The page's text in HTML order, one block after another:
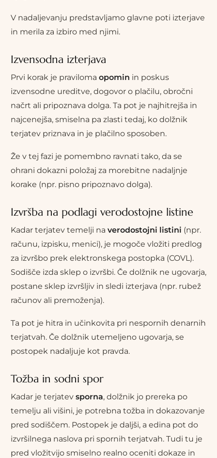
V nadaljevanju predstavljamo glavne poti izterjave
in merila za izbiro med njimi.
Izvensodna izterjava
Prvi korak je praviloma opomin in poskus
izvensodne ureditve, dogovor o plačilu, obročni
načrt ali pripoznava dolga. Ta pot je najhitrejša in
najcenejša, smiselna pa zlasti tedaj, ko dolžnik
terjatev priznava in je plačilno sposoben.
Že v tej fazi je pomembno ravnati tako, da se
ohrani dokazni položaj za morebitne nadaljnje
korake (npr. pisno pripoznavo dolga).
Izvršba na podlagi verodostojne listine
Kadar terjatev temelji na verodostojni listini (npr.
računu, izpisku, menici), je mogoče vložiti predlog
za izvršbo prek elektronskega postopka (COVL).
Sodišče izda sklep o izvršbi. Če dolžnik ne ugovarja,
postane sklep izvršljiv in sledi izterjava (npr. rubež
računov ali premoženja).
Ta pot je hitra in učinkovita pri nespornih denarnih
terjatvah. Če dolžnik utemeljeno ugovarja, se
postopek nadaljuje kot pravda.
Tožba in sodni spor
Kadar je terjatev sporna, dolžnik jo prereka po
temelju ali višini, je potrebna tožba in dokazovanje
pred sodiščem. Postopek je daljši, a edina pot do
izvršilnega naslova pri spornih terjatvah. Tudi tu je
pred vložitvijo smiselno realno oceniti dokaze in